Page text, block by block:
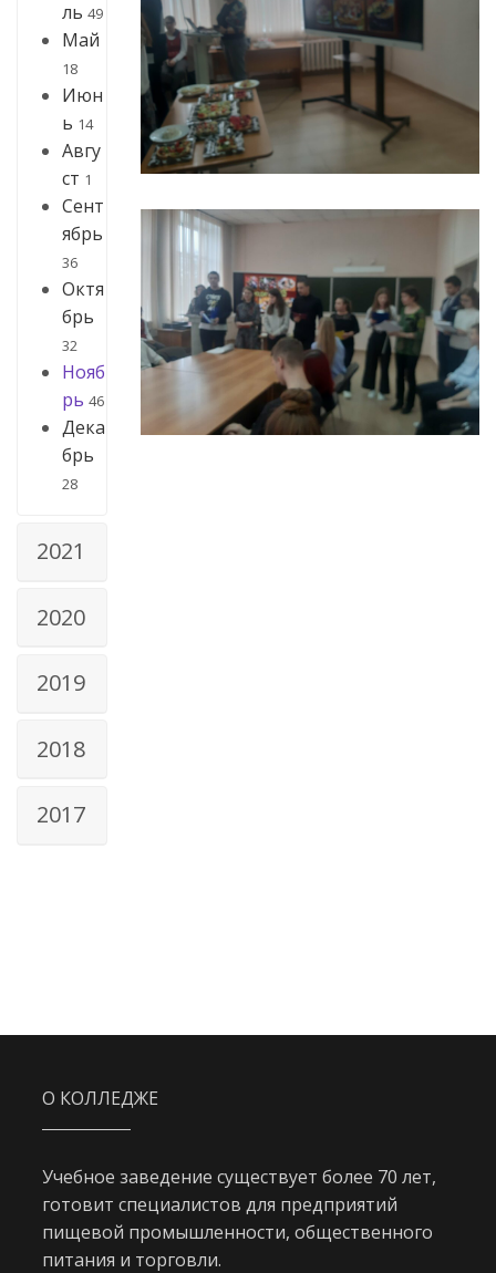
ль 49
Май
18
Июн
ь 14
Авгу
ст 1
Сент
ябрь
36
Октя
брь
32
Нояб
рь 46
Дека
брь
28
2021
2020
2019
2018
2017
О КОЛЛЕДЖЕ
Учебное заведение существует более 70 лет,
готовит специалистов для предприятий
пищевой промышленности, общественного
питания и торговли.